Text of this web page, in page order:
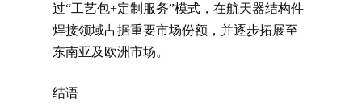
过“工艺包+定制服务”模式，在航天器结构件
焊接领域占据重要市场份额，并逐步拓展至
东南亚及欧洲市场。
结语